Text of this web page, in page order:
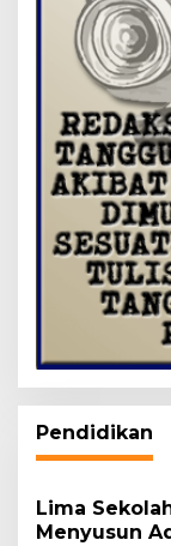
Pendidikan
Lima
Menyusun